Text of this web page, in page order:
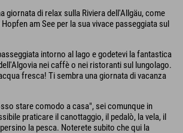
giornata di relax sulla Riviera dell'Allgäu, come
am See per la sua vivace passeggiata sul
intorno al lago e godetevi la fantastica
nei caffè o nei ristoranti sul lungolago.
fresca! Ti sembra una giornata di vacanza
stare comodo a casa", sei comunque in
praticare il canottaggio, il pedalò, la vela, il
la pesca. Noterete subito che qui la